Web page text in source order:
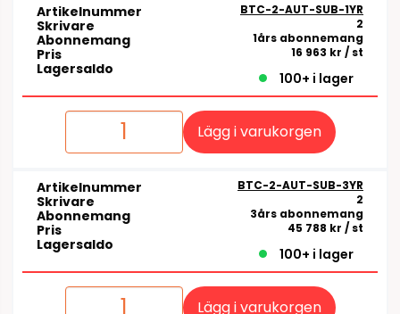
Artikelnummer BTC-2-AUT-SUB-1YR
Skrivare 2
Abonnemang 1års abonnemang
Pris 16 963 kr / st
Lagersaldo
100+ i lager
Lägg i varukorgen
Artikelnummer BTC-2-AUT-SUB-3YR
Skrivare 2
Abonnemang 3års abonnemang
Pris 45 788 kr / st
Lagersaldo
100+ i lager
Lägg i varukorgen